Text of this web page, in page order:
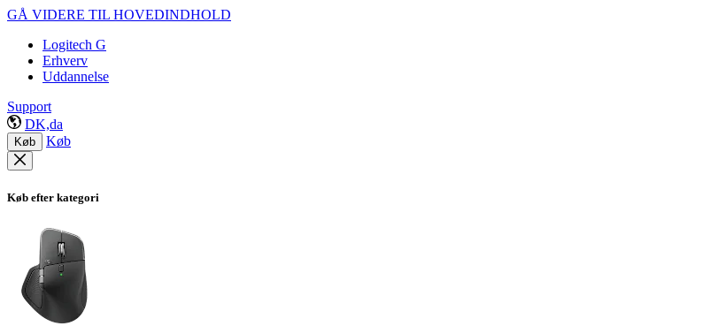
GÅ VIDERE TIL HOVEDINDHOLD
Logitech G
Erhverv
Uddannelse
Support
DK,da
Køb Køb
Køb efter kategori